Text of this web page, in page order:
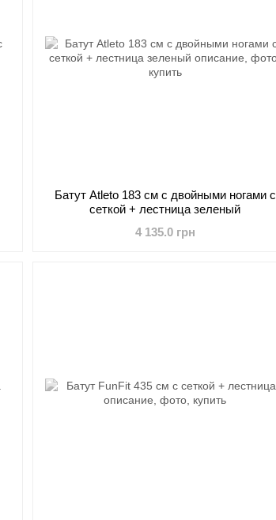
Батут Atleto 183 см с двойными ногами с
сеткой + лестница зеленый
4 135.0 грн